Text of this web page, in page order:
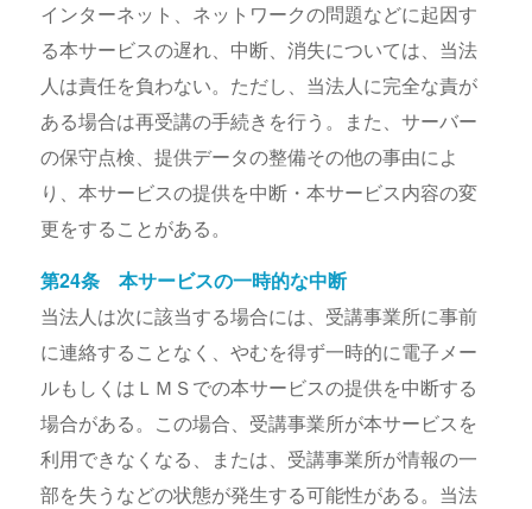
インターネット、ネットワークの問題などに起因す
る本サービスの遅れ、中断、消失については、当法
人は責任を負わない。ただし、当法人に完全な責が
ある場合は再受講の手続きを行う。また、サーバー
の保守点検、提供データの整備その他の事由によ
り、本サービスの提供を中断・本サービス内容の変
更をすることがある。
第24条 本サービスの一時的な中断
当法人は次に該当する場合には、受講事業所に事前
に連絡することなく、やむを得ず一時的に電子メー
ルもしくはＬＭＳでの本サービスの提供を中断する
場合がある。この場合、受講事業所が本サービスを
利用できなくなる、または、受講事業所が情報の一
部を失うなどの状態が発生する可能性がある。当法